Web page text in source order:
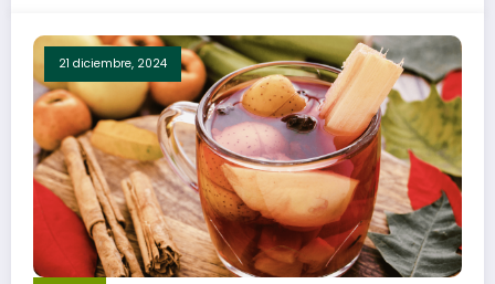
21 diciembre, 2024